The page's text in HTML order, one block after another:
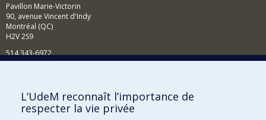
Pavillon Marie-Victorin
90, avenue Vincent d'Indy
Montréal (QC)
H2V 2S9
514 343-6972
Comment soutenir le Département?
BESOIN D'AIDE?
L’UdeM reconnaît l’importance de
respecter la vie privée